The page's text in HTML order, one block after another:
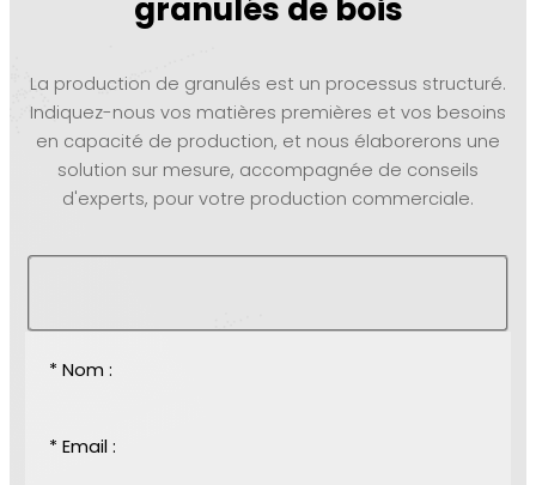
La production de granulés est un processus structuré.
Indiquez-nous vos matières premières et vos besoins
en capacité de production, et nous élaborerons une
solution sur mesure, accompagnée de conseils
d'experts, pour votre production commerciale.
* Nom :
* Email :